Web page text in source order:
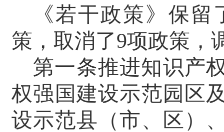
《若干政策》保
策，取消了9项政策，
第一条推进知识产
权强国建设示范园区
设示范县（市、区）